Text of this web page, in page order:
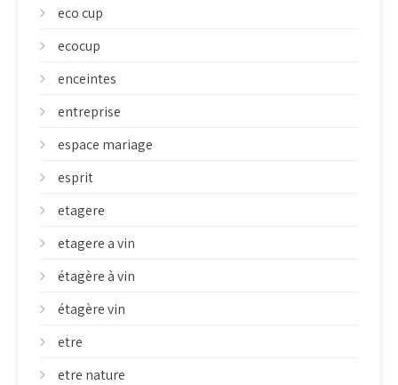
eco cup
ecocup
enceintes
entreprise
espace mariage
esprit
etagere
etagere a vin
étagère à vin
étagère vin
etre
etre nature